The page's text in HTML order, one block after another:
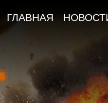
ГЛАВНАЯ